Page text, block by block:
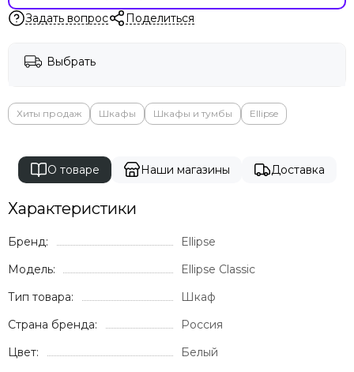
Задать вопрос Поделиться
Выбрать
Хиты продаж Шкафы Шкафы и тумбы Ellipse
О товаре Наши магазины Доставка
Характеристики
Бренд:
Ellipse
Модель:
Ellipse Classic
Тип товара:
Шкаф
Страна бренда:
Россия
Цвет:
Белый